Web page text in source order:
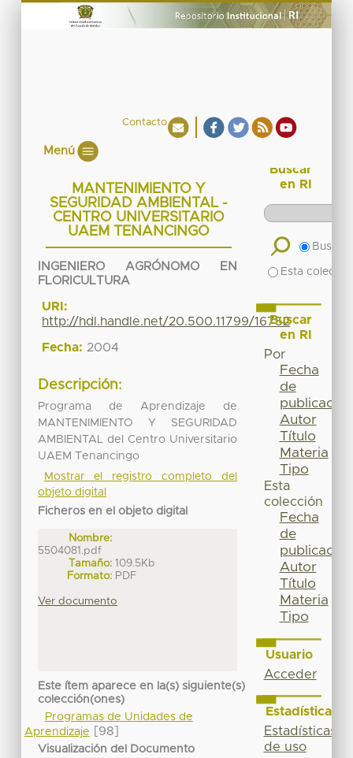
Contacto
Menú
MANTENIMIENTO Y
SEGURIDAD AMBIENTAL -
CENTRO UNIVERSITARIO
UAEM TENANCINGO
INGENIERO AGRÓNOMO EN
FLORICULTURA
URI:
http://hdl.handle.net/20.500.11799/16752
Fecha: 2004
Descripción:
Programa de Aprendizaje de
MANTENIMIENTO Y SEGURIDAD
AMBIENTAL del Centro Universitario
UAEM Tenancingo
Mostrar el registro completo del
objeto digital
Ficheros en el objeto digital
Nombre:
5504081.pdf
Tamaño: 109.5Kb
Formato: PDF
Ver documento
Este ítem aparece en la(s) siguiente(s)
colección(ones)
Programas de Unidades de
Aprendizaje
[98]
Visualización del Documento
Buscar
en RI
Buscar
Esta
Buscar
en RI
Por
Fecha
de
publicación
Autor
Título
Materia
Tipo
Esta
colección
Fecha
de
publicación
Autor
Título
Materia
Tipo
Usuario
Acceder
Estadísticas
Estadísticas
de uso